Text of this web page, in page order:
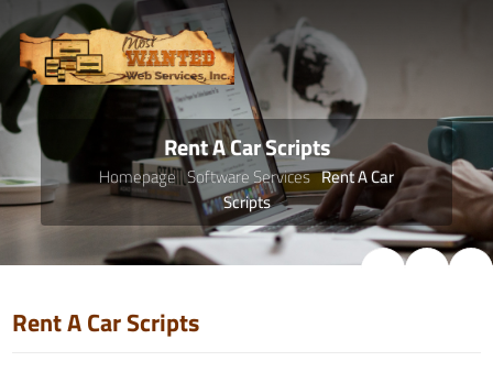
Rent A Car Scripts
Homepage Software Services Rent A Car
Scripts
Rent A Car Scripts